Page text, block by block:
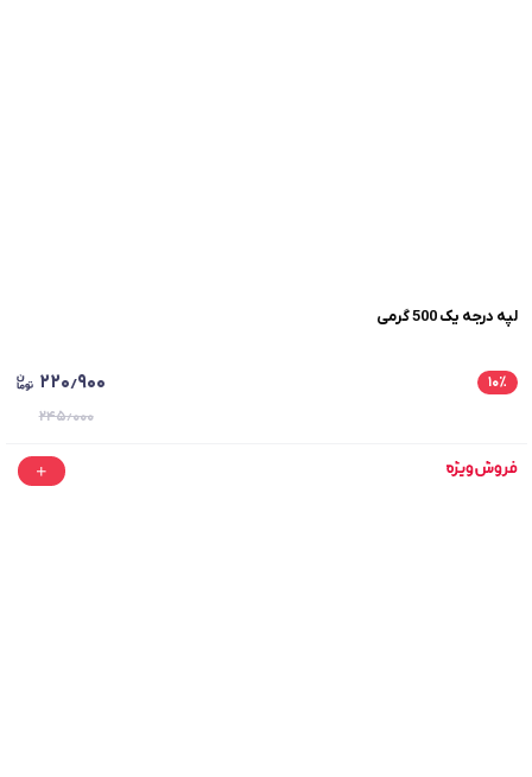
لپه درجه یک 500 گرمی
۱۰٪ ۲۲۰٫۹۰۰
۲۴۵٫۰۰۰